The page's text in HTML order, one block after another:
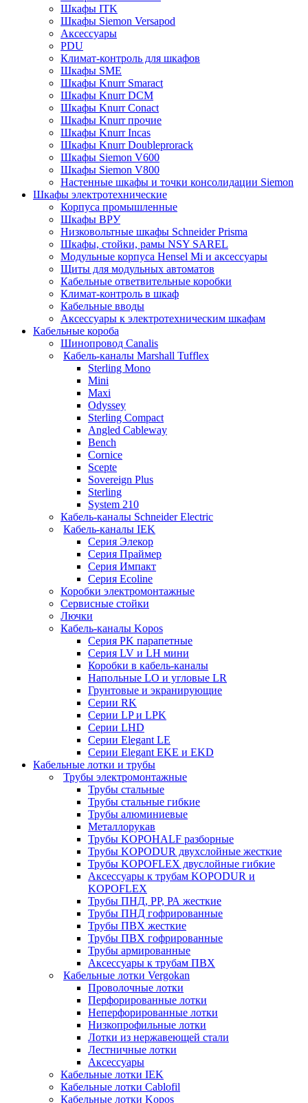
Шкафы ITK
Шкафы Siemon Versapod
Аксессуары
PDU
Климат-контроль для шкафов
Шкафы SME
Шкафы Knurr Smaract
Шкафы Knurr DCM
Шкафы Knurr Conact
Шкафы Knurr прочие
Шкафы Knurr Incas
Шкафы Knurr Doubleprorack
Шкафы Siemon V600
Шкафы Siemon V800
Настенные шкафы и точки консолидации Siemon
Шкафы электротехнические
Корпуса промышленные
Шкафы ВРУ
Низковольтные шкафы Schneider Prisma
Шкафы, стойки, рамы NSY SAREL
Модульные корпуса Hensel Mi и аксессуары
Щиты для модульных автоматов
Кабельные ответвительные коробки
Климат-контроль в шкаф
Кабельные вводы
Аксессуары к электротехническим шкафам
Кабельные короба
Шинопровод Canalis
Кабель-каналы Marshall Tufflex
Sterling Mono
Mini
Maxi
Odyssey
Sterling Compact
Angled Cableway
Bench
Cornice
Scepte
Sovereign Plus
Sterling
System 210
Кабель-каналы Schneider Electric
Кабель-каналы IEK
Серия Элекор
Серия Праймер
Серия Импакт
Серия Ecoline
Коробки электромонтажные
Сервисные стойки
Лючки
Кабель-каналы Kopos
Серия PK парапетные
Серия LV и LH мини
Коробки в кабель-каналы
Напольные LO и угловые LR
Грунтовые и экранирующие
Серии RK
Серии LP и LPK
Серии LHD
Серии Elegant LE
Серии Elegant EKE и EKD
Кабельные лотки и трубы
Трубы электромонтажные
Трубы стальные
Трубы стальные гибкие
Трубы алюминиевые
Металлорукав
Трубы KOPOHALF разборные
Трубы KOPODUR двухслойные жесткие
Трубы KOPOFLEX двуслойные гибкие
Аксессуары к трубам KOPODUR и
KOPOFLEX
Трубы ПНД, РР, РА жесткие
Трубы ПНД гофрированные
Трубы ПВХ жесткие
Трубы ПВХ гофрированные
Трубы армированные
Аксессуары к трубам ПВХ
Кабельные лотки Vergokan
Проволочные лотки
Перфорированные лотки
Неперфорированные лотки
Низкопрофильные лотки
Лотки из нержавеющей стали
Лестничные лотки
Аксессуары
Кабельные лотки IEK
Кабельные лотки Cablofil
Кабельные лотки Kopos